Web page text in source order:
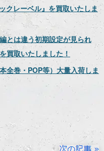
クレーベル』を買取いたしま
とは違う初期設定が見られ
買取いたしました！
全巻・POP等）大量入荷しま